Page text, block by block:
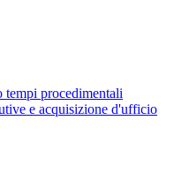
tempi procedimentali
e acquisizione d'ufficio